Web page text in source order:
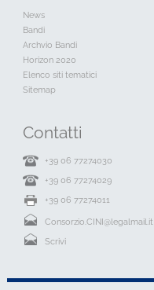
News
Bandi
Archvio Bandi
Horizon 2020
Elenco siti tematici
Sitemap
Contatti
+39 06 77274030
+39 06 77274029
+39 06 77274011
Consorzio.CINI@legalmail.it
Scrivi